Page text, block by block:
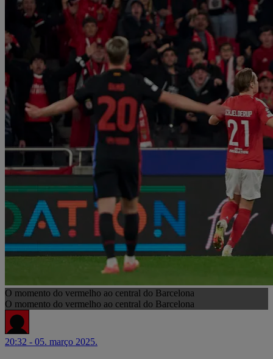
O momento do vermelho ao central do Barcelona
O momento do vermelho ao central do Barcelona
20:32 - 05. março 2025.